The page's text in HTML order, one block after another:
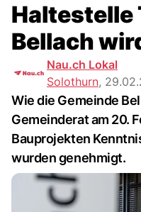
Haltestelle
Bellach
Nau.ch Lokal
Solothurn,
Wie die Gemeinde
Gemeinderat am 20.
Bauprojekten
wurden genehmigt.